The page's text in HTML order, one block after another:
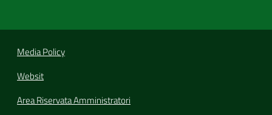
Media Policy
Websit
Area Riservata Amministratori